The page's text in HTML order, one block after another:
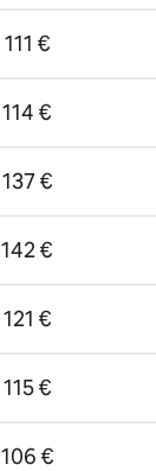
111 €
114 €
137 €
142 €
121 €
115 €
106 €